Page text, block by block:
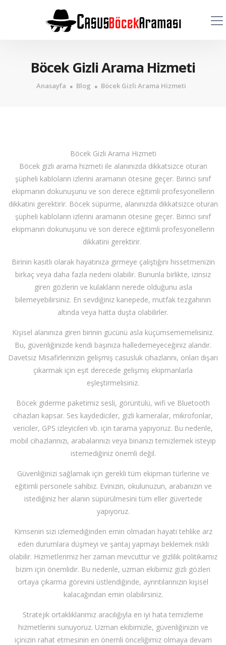
Böcek Gizli Arama Hizmeti
Anasayfa Blog Böcek Gizli Arama Hizmeti
Böcek Gizli Arama Hizmeti
Böcek gizli arama hizmeti ile alanınızda dikkatsizce oturan
şüpheli kabloların izlerini aramanın ötesine geçer. Birinci sınıf
ekipmanın dokunuşunu ve son derece eğitimli profesyonellerin
dikkatini gerektirir. Böcek süpürme, alanınızda dikkatsizce oturan
şüpheli kabloların izlerini aramanın ötesine geçer. Birinci sınıf
ekipmanın dokunuşunu ve son derece eğitimli profesyonellerin
dikkatini gerektirir.
Birinin kasıtlı olarak hayatınıza girmeye çalıştığını hissetmenizin
birkaç veya daha fazla nedeni olabilir. Bununla birlikte, izinsiz
giren gözlerin ve kulakların nerede olduğunu asla
bilemeyebilirsiniz. En sevdiğiniz kanepede, mutfak tezgahının
altında veya hatta duşta olabilirler.
Kişisel alanınıza giren birinin gücünü asla küçümsememelisiniz.
Bu, güvenliğinizde kendi başınıza halledemeyeceğiniz alandır.
Davetsiz Misafirlerinizin gelişmiş casusluk cihazlarını, onları dışarı
çıkarmak için eşit derecede gelişmiş ekipmanlarla
eşleştirmelisiniz.
Böcek giderme paketimiz sesli, görüntülü, wifi ve Bluetooth
cihazları kapsar. Ses kaydediciler, gizli kameralar, mikrofonlar,
vericiler, GPS izleyicileri vb. için tarama yapıyoruz. Bu nedenle,
mobil cihazlarınızı, arabalarınızı veya binanızı temizlemek isteyip
istemediğiniz önemli değil.
Güvenliğinizi sağlamak için gerekli tüm ekipman türlerine ve
eğitimli personele sahibiz. Evinizin, okulunuzun, arabanızın ve
istediğiniz her alanın süpürülmesini tüm eller güvertede
yapıyoruz.
Kimsenin sizi izlemediğinden emin olmadan hayati tehlike arz
eden durumlara düşmeyi ve şantaj yapmayı beklemek riskli
olabilir. Hizmetlerimiz her zaman mevcuttur ve gizlilik politikamız
bizim için önemlidir. Bu nedenle, uzman ekibimiz gizli gözleri
ortaya çıkarma görevini üstlendiğinde, ayrıntılarınızın kişisel
kalacağından emin olabilirsiniz.
Stratejik ortaklıklarımız aracılığıyla en iyi hata temizleme
hizmetlerini sunuyoruz. Uzman ekibimizle, güvenliğinizin ve
içinizin rahat etmesinin en önemli önceliğimiz olmaya devam